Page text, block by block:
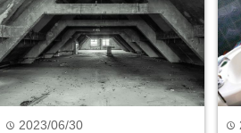
time 2023/06/30 time